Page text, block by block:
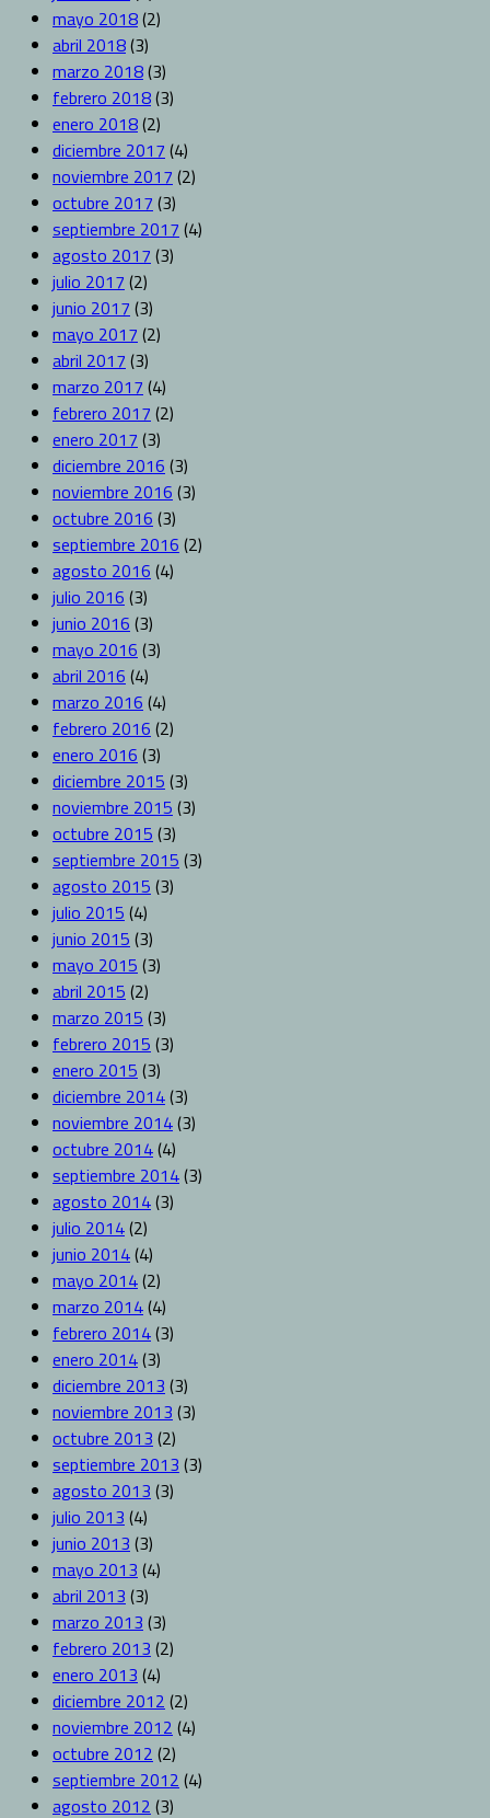
mayo 2018(2)
abril 2018(3)
marzo 2018(3)
febrero 2018(3)
enero 2018(2)
diciembre 2017 (4)
noviembre 2017 (2)
octubre 2017 (3)
septiembre 2017 (4)
agosto 2017 (3)
julio 2017 (2)
junio 2017 (3)
mayo 2017 (2)
abril 2017 (3)
marzo 2017 (4)
febrero 2017 (2)
enero 2017 (3)
diciembre 2016 (3)
noviembre 2016 (3)
octubre 2016 (3)
septiembre 2016 (2)
agosto 2016 (4)
julio 2016 (3)
junio 2016 (3)
mayo 2016 (3)
abril 2016 (4)
marzo 2016 (4)
febrero 2016 (2)
enero 2016 (3)
diciembre 2015 (3)
noviembre 2015 (3)
octubre 2015 (3)
septiembre 2015 (3)
agosto 2015 (3)
julio 2015 (4)
junio 2015 (3)
mayo 2015 (3)
abril 2015 (2)
marzo 2015 (3)
febrero 2015 (3)
enero 2015 (3)
diciembre 2014(3)
noviembre 2014(3)
octubre 2014(4)
septiembre 2014(3)
agosto 2014(3)
julio 2014(2)
junio 2014(4)
mayo 2014(2)
marzo 2014(4)
febrero 2014(3)
enero 2014(3)
diciembre 2013 (3)
noviembre 2013 (3)
octubre 2013 (2)
septiembre 2013 (3)
agosto 2013 (3)
julio 2013 (4)
junio 2013 (3)
mayo 2013 (4)
abril 2013 (3)
marzo 2013 (3)
febrero 2013 (2)
enero 2013 (4)
diciembre 2012 (2)
noviembre 2012 (4)
octubre 2012 (2)
septiembre 2012 (4)
agosto 2012 (3)